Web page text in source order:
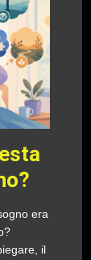
era
il